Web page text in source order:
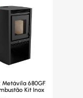
680GF
Kit Inox